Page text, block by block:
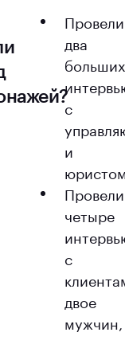
Провели
два
больших
с
и
Провели
четыре
с
двое
мужчин,